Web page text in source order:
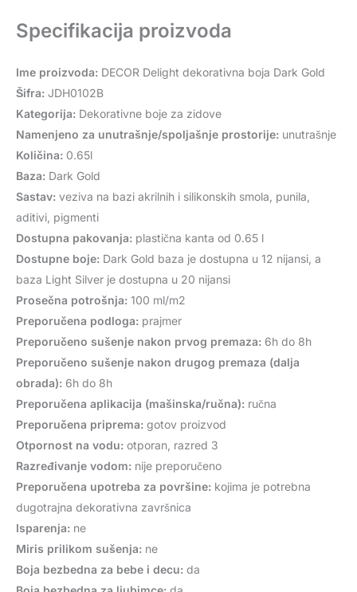
Specifikacija proizvoda
Ime proizvoda: DECOR Delight dekorativna boja Dark Gold
Šifra: JDH0102B
Kategorija: Dekorativne boje za zidove
Namenjeno za unutrašnje/spoljašnje prostorije: unutrašnje
Količina: 0.65l
Baza: Dark Gold
Sastav: veziva na bazi akrilnih i silikonskih smola, punila,
aditivi, pigmenti
Dostupna pakovanja: plastična kanta od 0.65 l
Dostupne boje: Dark Gold baza je dostupna u 12 nijansi, a
baza Light Silver je dostupna u 20 nijansi
Prosečna potrošnja: 100 ml/m2
Preporučena podloga: prajmer
Preporučeno sušenje nakon prvog premaza: 6h do 8h
Preporučeno sušenje nakon drugog premaza (dalja
obrada): 6h do 8h
Preporučena aplikacija (mašinska/ručna): ručna
Preporučena priprema: gotov proizvod
Otpornost na vodu: otporan, razred 3
Razređivanje vodom: nije preporučeno
Preporučena upotreba za površine: kojima je potrebna
dugotrajna dekorativna završnica
Isparenja: ne
Miris prilikom sušenja: ne
Boja bezbedna za bebe i decu: da